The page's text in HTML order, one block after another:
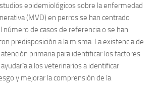
epidemiológicos sobre la enfermedad
(MVD) en perros se han centrado
número de casos de referencia o se han
predisposición a la misma. La existencia de
primaria para identificar los factores
a los veterinarios a identificar
y mejorar la comprensión de la